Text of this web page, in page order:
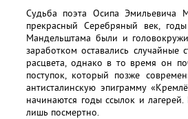
Судьба поэта Осипа Эмильевича
прекрасный Серебряный век,
Мандельштама были и
заработком оставались случайные
расцвета, однако в то время он
поступок, который позже
антисталинскую эпиграмму
начинаются годы ссылок и
лишь посмертно.